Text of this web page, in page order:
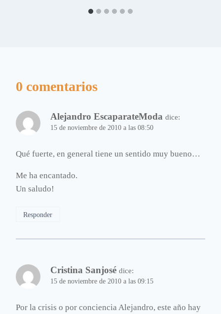
0 comentarios
Alejandro EscaparateModa dice:
15 de noviembre de 2010 a las 08:50
Qué fuerte, en general tiene un sentido muy bueno…
Me ha encantado.
Un saludo!
Responder
Cristina Sanjosé dice:
15 de noviembre de 2010 a las 09:15
Por la crisis o por conciencia Alejandro, este año hay